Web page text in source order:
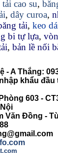
cao su,
, dây curoa,
tải, keo
bi tự lựa,
, bản lề nối
- A Thắng:
khẩu đầu
603 -
Đồng -